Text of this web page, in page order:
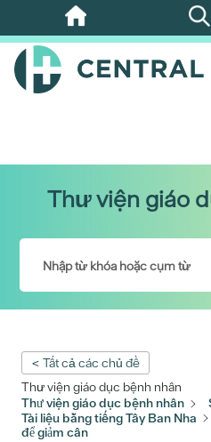
Bỏ
qua
nội
Thư viện giáo
< Tất cả các chủ đề
Thư viện giáo dục bệnh nhân
Thư viện giáo dục bệnh nhân
Tài liệu bằng tiếng Tây Ban Nha
để giảm cân